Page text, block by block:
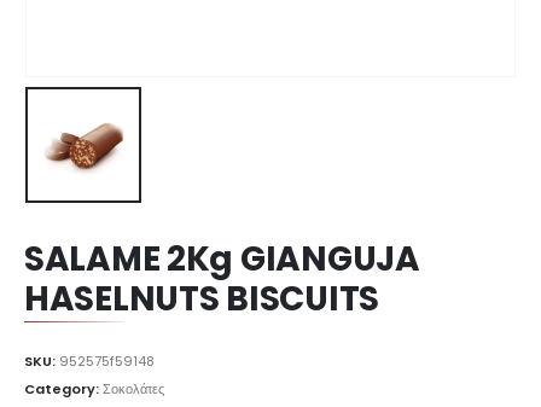
SALAME 2Kg GIANGUJA
HASELNUTS BISCUITS
SKU: 952575f59148
Category:Σοκολάτες